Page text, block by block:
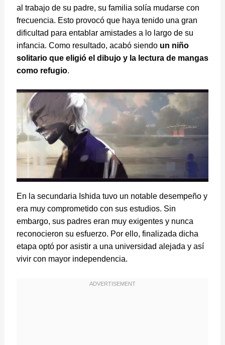
al trabajo de su padre, su familia solía mudarse con
frecuencia. Esto provocó que haya tenido una gran
dificultad para entablar amistades a lo largo de su
infancia. Como resultado, acabó siendo un niño
solitario que eligió el dibujo y la lectura de mangas
como refugio.
En la secundaria Ishida tuvo un notable desempeño y
era muy comprometido con sus estudios. Sin
embargo, sus padres eran muy exigentes y nunca
reconocieron su esfuerzo. Por ello, finalizada dicha
etapa optó por asistir a una universidad alejada y así
vivir con mayor independencia.